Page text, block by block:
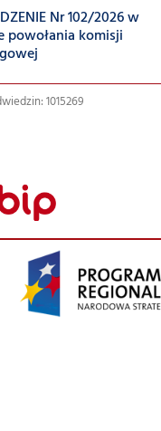
Nr 102/2026 w
powołania komisji
1015269